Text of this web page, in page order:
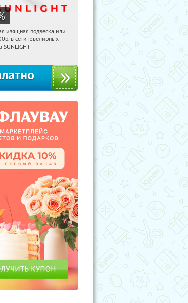
Получили:
изящная подвеска или
в сети ювелирных
SUNLIGHT